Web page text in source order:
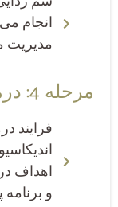
انجام
مدیریت
مرحله 4: درمان اصلی و تثبیت
فرایند
اهداف
و